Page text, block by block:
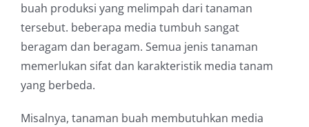
buah produksi yang melimpah dari tanaman
tersebut. beberapa media tumbuh sangat
beragam dan beragam. Semua jenis tanaman
memerlukan sifat dan karakteristik media tanam
yang berbeda.
Misalnya, tanaman buah membutuhkan media